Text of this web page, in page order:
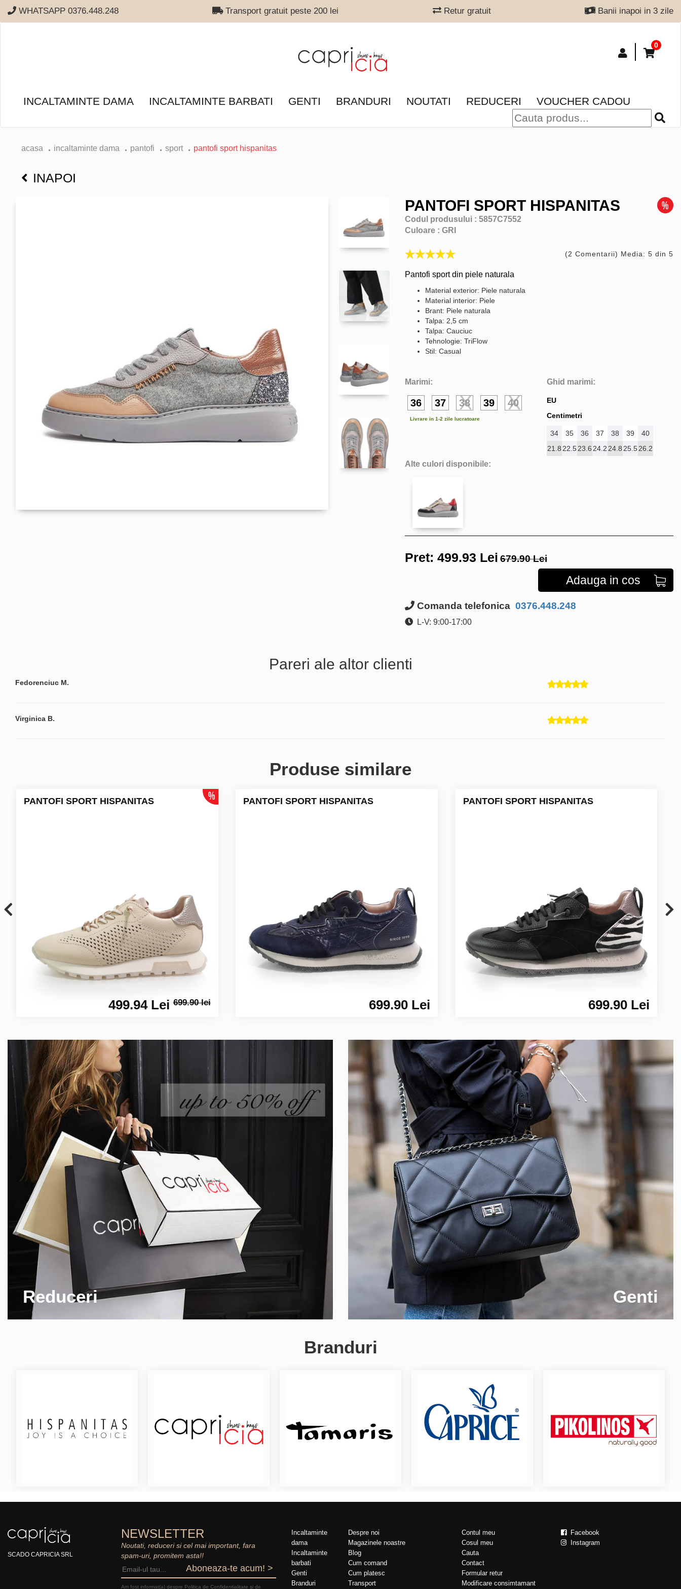
WHATSAPP 0376.448.248 Transport gratuit peste 200 lei Retur gratuit Banii inapoi in 3 zile
0
INCALTAMINTE DAMA INCALTAMINTE BARBATI GENTI BRANDURI NOUTATI REDUCERI VOUCHER CADOU
acasa incaltaminte dama pantofi sport pantofi sport hispanitas
INAPOI
PANTOFI SPORT HISPANITAS
Codul produsului : 5857C7552
Culoare : GRI
(2 Comentarii) Media: 5 din 5
Pantofi sport din piele naturala
Material exterior: Piele naturala
Material interior: Piele
Brant: Piele naturala
Talpa: 2,5 cm
Talpa: Cauciuc
Tehnologie: TriFlow
Stil: Casual
Marimi:
36 37 38 39 40
Livrare in 1-2 zile lucratoare
Ghid marimi:
EU
Centimetri
34 35 36 37 38 39
40
21.8 22.523.6 24.2 24.8 25.526.2
Alte culori disponibile:
Pret: 499.93 Lei 679.90 Lei
Adauga in cos
Comanda telefonica 0376.448.248
L-V: 9:00-17:00
Pareri ale altor clienti
Fedorenciuc M.
Virginica B.
Produse similare
PANTOFI SPORT HISPANITAS
499.94 Lei699.90 lei
PANTOFI SPORT HISPANITAS
699.90 Lei
PANTOFI SPORT HISPANITAS
699.90 Lei
Reduceri Genti
Branduri
SCADO CAPRICIA SRL
NEWSLETTER
Noutati, reduceri si cel mai important, fara
spam-uri, promitem asta!!
Aboneaza-te acum! >
Am fost informat(a) despre Politica de Confidențialitate şi de
Incaltaminte
dama
Incaltaminte
barbati
Genti
Branduri
Despre noi
Magazinele noastre
Blog
Cum comand
Cum platesc
Transport
Contul meu
Cosul meu
Cauta
Contact
Formular retur
Modificare consimtamant
Facebook
Instagram